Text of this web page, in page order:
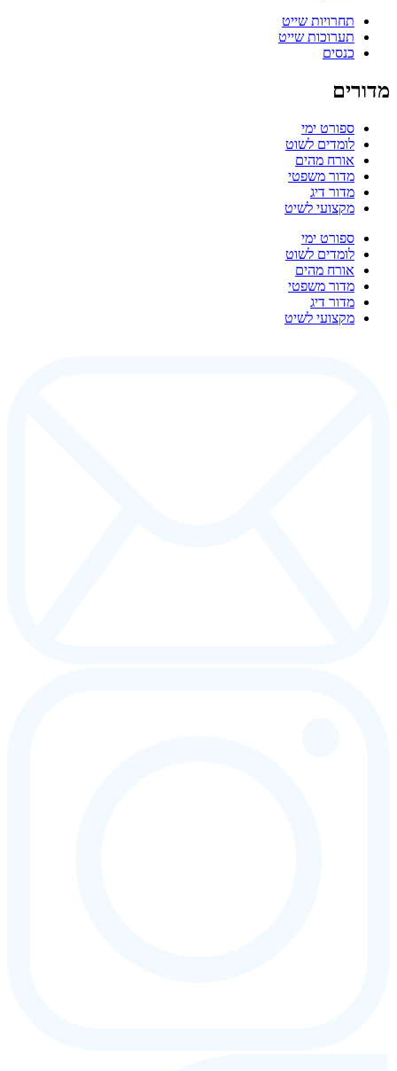
תחרויות שייט
תערוכות שייט
כנסים
מדורים
ספורט ימי
לומדים לשוט
אורח מהים
מדור משפטי
מדור דיג
מקצועי לשיט
ספורט ימי
לומדים לשוט
אורח מהים
מדור משפטי
מדור דיג
מקצועי לשיט